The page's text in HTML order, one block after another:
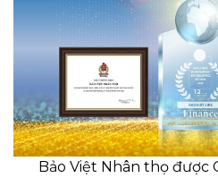
Bảo Việt Nhân thọ được